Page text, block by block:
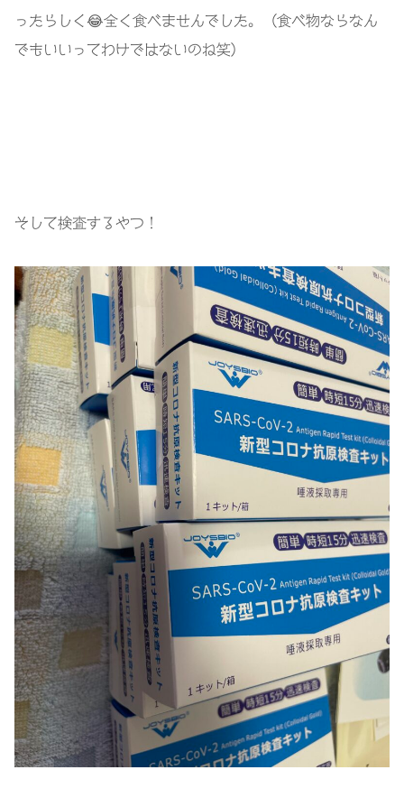
ったらしく😂全く食べませんでした。（食べ物ならなん
でもいいってわけではないのね笑）
そして検査するやつ！